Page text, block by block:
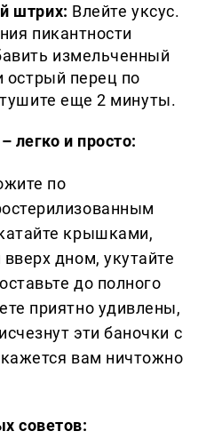
штрих: Влейте уксус.
пикантности
измельченный
острый перец по
еще 2 минуты.
легко и просто:
по
крышками,
дном, укутайте
до полного
приятно удивлены,
эти баночки с
вам ничтожно
советов: